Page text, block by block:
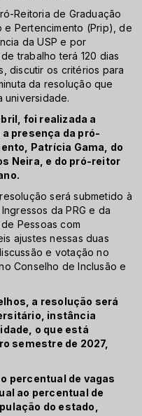
Reitoria de Graduação
e Pertencimento (Prip), de
da USP e por
trabalho terá 120 dias
discutir os critérios para
da resolução que
universidade.
foi realizada a
presença da pró-
Patrícia Gama, do
Neira, e do pró-reitor
será submetido à
da PRG e da
Pessoas com
ajustes nessas duas
e votação no
Conselho de Inclusão e
a resolução será
instância
o que está
semestre de 2027,
percentual de vagas
ao percentual de
do estado,